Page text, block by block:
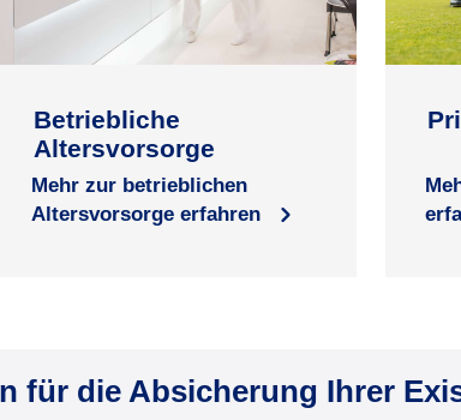
Betriebliche
Altersvorsorge
Mehr zur betrieblichen
Altersvorsorge erfahren
für die Absicherung Ihrer